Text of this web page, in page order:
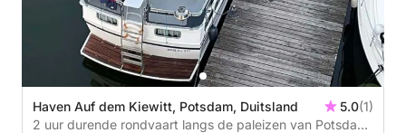
Haven Auf dem Kiewitt, Potsdam, Duitsland 5.0(1)
2 uur durende rondvaart langs de paleizen van Potsdam